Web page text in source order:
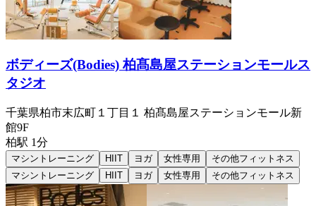
ボディーズ(Bodies) 柏髙島屋ステーションモールス
タジオ
千葉県柏市末広町１丁目１ 柏髙島屋ステーションモール新
館9F
柏駅 1分
マシントレーニング HIIT ヨガ 女性専用
その他フィットネス
マシントレーニング
HIIT ヨガ 女性専用 その他フィットネス